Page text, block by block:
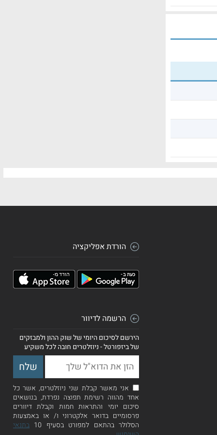
הורדת אפליקציה
הרשמה לדיוור
הירשם לסיכום היומי של שוק ההון ולמבזקים
של ביזפורטל - ניוזלטרים חובה לכל משקיע
אני מאשר קבלת שני ניוזלטרים, אשר כל
אחד מהווה רשימת תפוצה נפרדת, בנושאים
סיכום יומי והתראות חמות וקבלת דיוורים
פרסומיים בדואר אלקטרוני ו/ או באמצעות
הסלולר בהתאם למפורט בסעיף 10
בתנאי